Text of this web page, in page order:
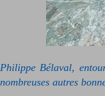
Philippe Bélaval,
nombreuses autres